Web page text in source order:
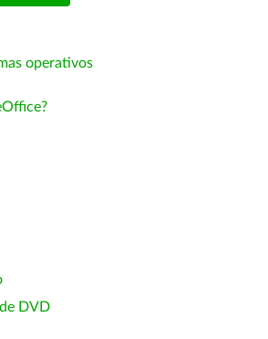
operativos
DVD